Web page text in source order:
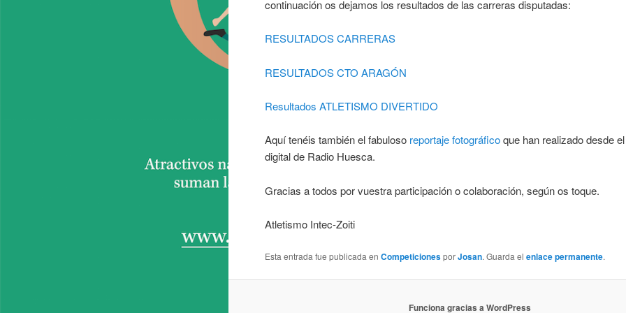
continuación os dejamos los resultados de las carreras disputadas:
RESULTADOS CARRERAS
RESULTADOS CTO ARAGÓN
Resultados ATLETISMO DIVERTIDO
Aquí tenéis también el fabuloso reportaje fotográficoque han realizado desde
digital de Radio Huesca.
Gracias a todos por vuestra participación o colaboración, según os toque.
Atletismo Intec-Zoiti
Esta entrada fue publicada enCompeticionesporJosan. Guarda elenlace permanente.
Funciona gracias a WordPress